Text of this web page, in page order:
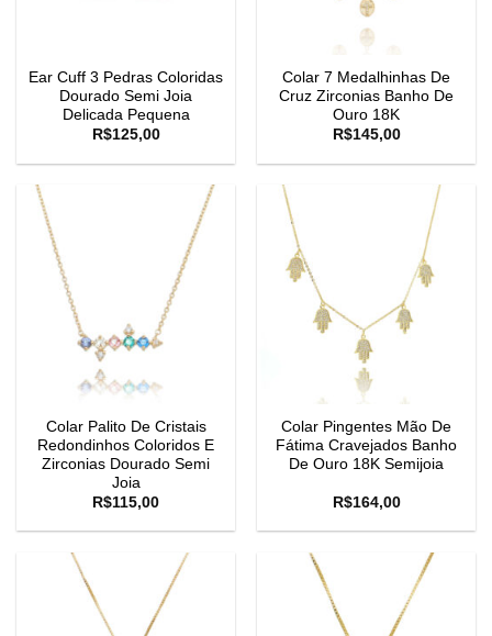
Ear Cuff 3 Pedras Coloridas
Dourado Semi Joia
Delicada Pequena
R$125,00
Colar 7 Medalhinhas De
Cruz Zirconias Banho De
Ouro 18K
R$145,00
Colar Palito De Cristais
Redondinhos Coloridos E
Zirconias Dourado Semi
Joia
R$115,00
Colar Pingentes Mão De
Fátima Cravejados Banho
De Ouro 18K Semijoia
R$164,00